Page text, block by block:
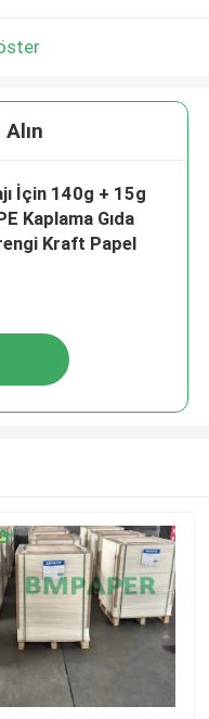
İçin 140g + 15g
Kaplama Gıda
Kraft Papel